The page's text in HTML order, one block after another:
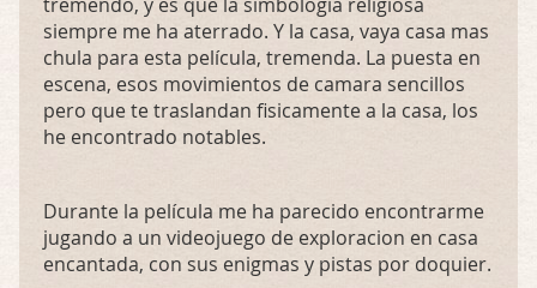
siempre me ha aterrado. Y la casa, vaya casa mas
chula para esta película, tremenda. La puesta en
escena, esos movimientos de camara sencillos
pero que te traslandan fisicamente a la casa, los
he encontrado notables.
Durante la película me ha parecido encontrarme
jugando a un videojuego de exploracion en casa
encantada, con sus enigmas y pistas por doquier.